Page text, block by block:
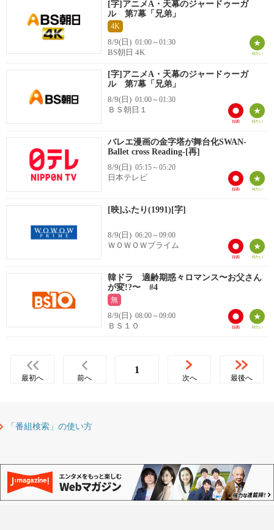
[字]アニメA・天幕のジャードゥーガ
ル 第7幕「兄弟」
4K
8/9(日) 01:00～01:30
BS朝日 4K
[字]アニメA・天幕のジャードゥーガ
ル 第7幕「兄弟」
8/9(日) 01:00～01:30
ＢＳ朝日１
バレエ漫画の金字塔が舞台化SWAN-
Ballet cross Reading-[再]
8/9(日) 05:15～05:20
日本テレビ
[映]ふたり(1991)[字]
8/9(日) 06:20～09:00
ＷＯＷＯＷプライム
韓ドラ 適齢期惑々ロマンス〜お父さん
が変!?〜 #4
無
8/9(日) 08:00～09:00
ＢＳ１０
最初へ 前へ
1
次へ 最後へ
「番組検索」の使い方